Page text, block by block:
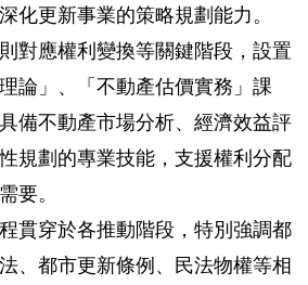
化更新事業的策略規劃能力。
對應權利變換等關鍵階段，設置
理論」、「不動產估價實務」課
備不動產市場分析、經濟效益評
規劃的專業技能，支援權利分配
要。
貫穿於各推動階段，特別強調都
、都市更新條例、民法物權等相